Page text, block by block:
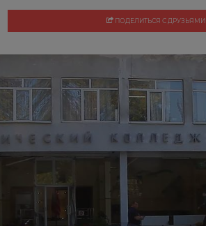
ПОДЕЛИТЬСЯ С ДРУЗЬЯМИ